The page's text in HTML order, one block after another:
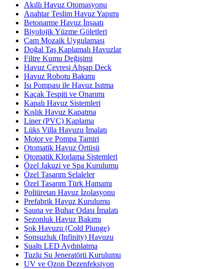
Akıllı Havuz Otomasyonu
Anahtar Teslim Havuz Yapımı
Betonarme Havuz İnşaatı
Biyolojik Yüzme Göletleri
Cam Mozaik Uygulaması
Doğal Taş Kaplamalı Havuzlar
Filtre Kumu Değişimi
Havuz Çevresi Ahşap Deck
Havuz Robotu Bakımı
Isı Pompası ile Havuz Isıtma
Kaçak Tespiti ve Onarımı
Kapalı Havuz Sistemleri
Kışlık Havuz Kapatma
Liner (PVC) Kaplama
Lüks Villa Havuzu İmalatı
Motor ve Pompa Tamiri
Otomatik Havuz Örtüsü
Otomatik Klorlama Sistemleri
Özel Jakuzi ve Spa Kurulumu
Özel Tasarım Şelaleler
Özel Tasarım Türk Hamamı
Poliüretan Havuz İzolasyonu
Prefabrik Havuz Kurulumu
Sauna ve Buhar Odası İmalatı
Sezonluk Havuz Bakımı
Şok Havuzu (Cold Plunge)
Sonsuzluk (Infinity) Havuzu
Sualtı LED Aydınlatma
Tuzlu Su Jeneratörü Kurulumu
UV ve Ozon Dezenfeksiyon